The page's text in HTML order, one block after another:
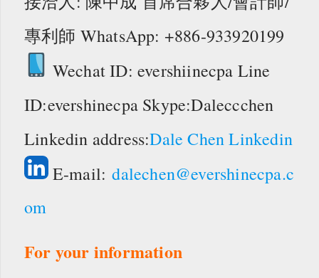
專利師 WhatsApp: +886-933920199
Wechat ID: evershiinecpa Line
ID:evershinecpa Skype:Daleccchen
Linkedin address:Dale Chen Linkedin
E-mail:dalechen@evershinecpa.c
om
For your information